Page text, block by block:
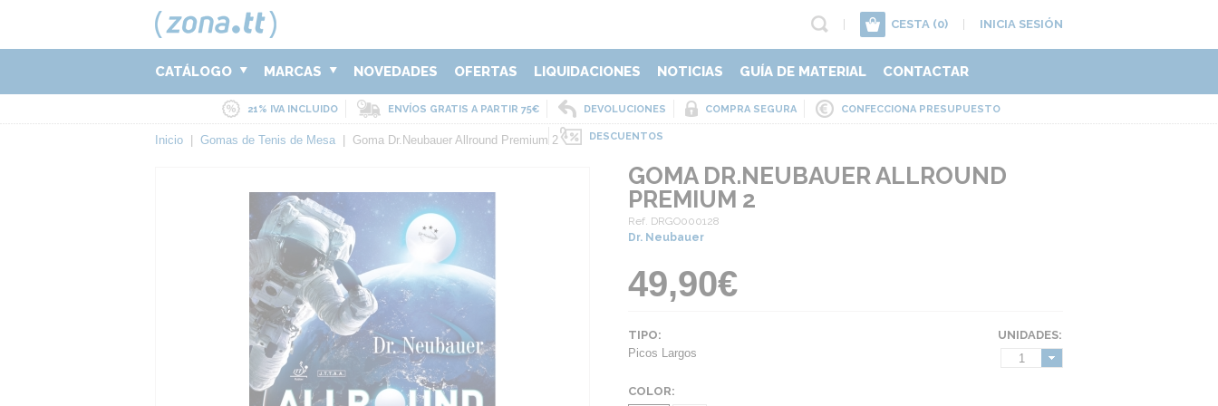
CESTA (0) INICIA SESIÓN
CATÁLOGO MARCAS NOVEDADES OFERTAS LIQUIDACIONES NOTICIAS GUÍA DE MATERIAL CONTACTAR
21% IVA INCLUIDO ENVÍOS GRATIS A PARTIR 75€ DEVOLUCIONES COMPRA SEGURA CONFECCIONA PRESUPUESTO
DESCUENTOS
Inicio Gomas de Tenis de Mesa Goma Dr.Neubauer Allround Premium 2
GOMA DR.NEUBAUER ALLROUND
PREMIUM 2
Ref. DRGO000128
Dr. Neubauer
49,90€
UNIDADES:
1
TIPO:
Picos Largos
COLOR: